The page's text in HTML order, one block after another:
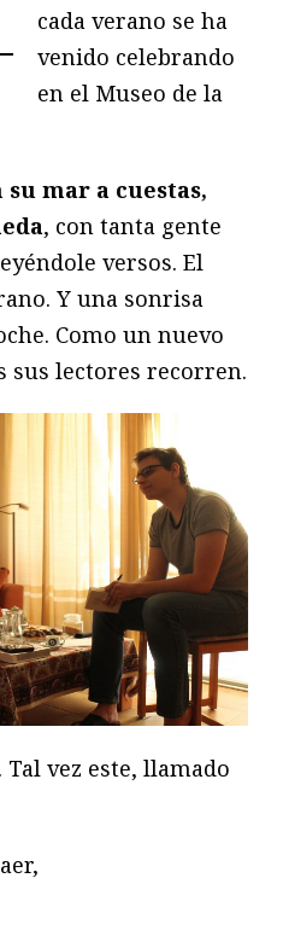
cada verano se ha
venido celebrando
en el Museo de la
su mar a cuestas,
, con tanta gente
versos. El
Y una sonrisa
Como un nuevo
sus lectores recorren.
vez este, llamado